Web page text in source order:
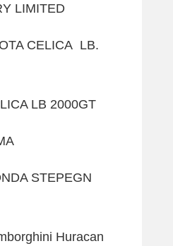
LIMITED
CELICA LB.
LB 2000GT
STEPEGN
Huracan